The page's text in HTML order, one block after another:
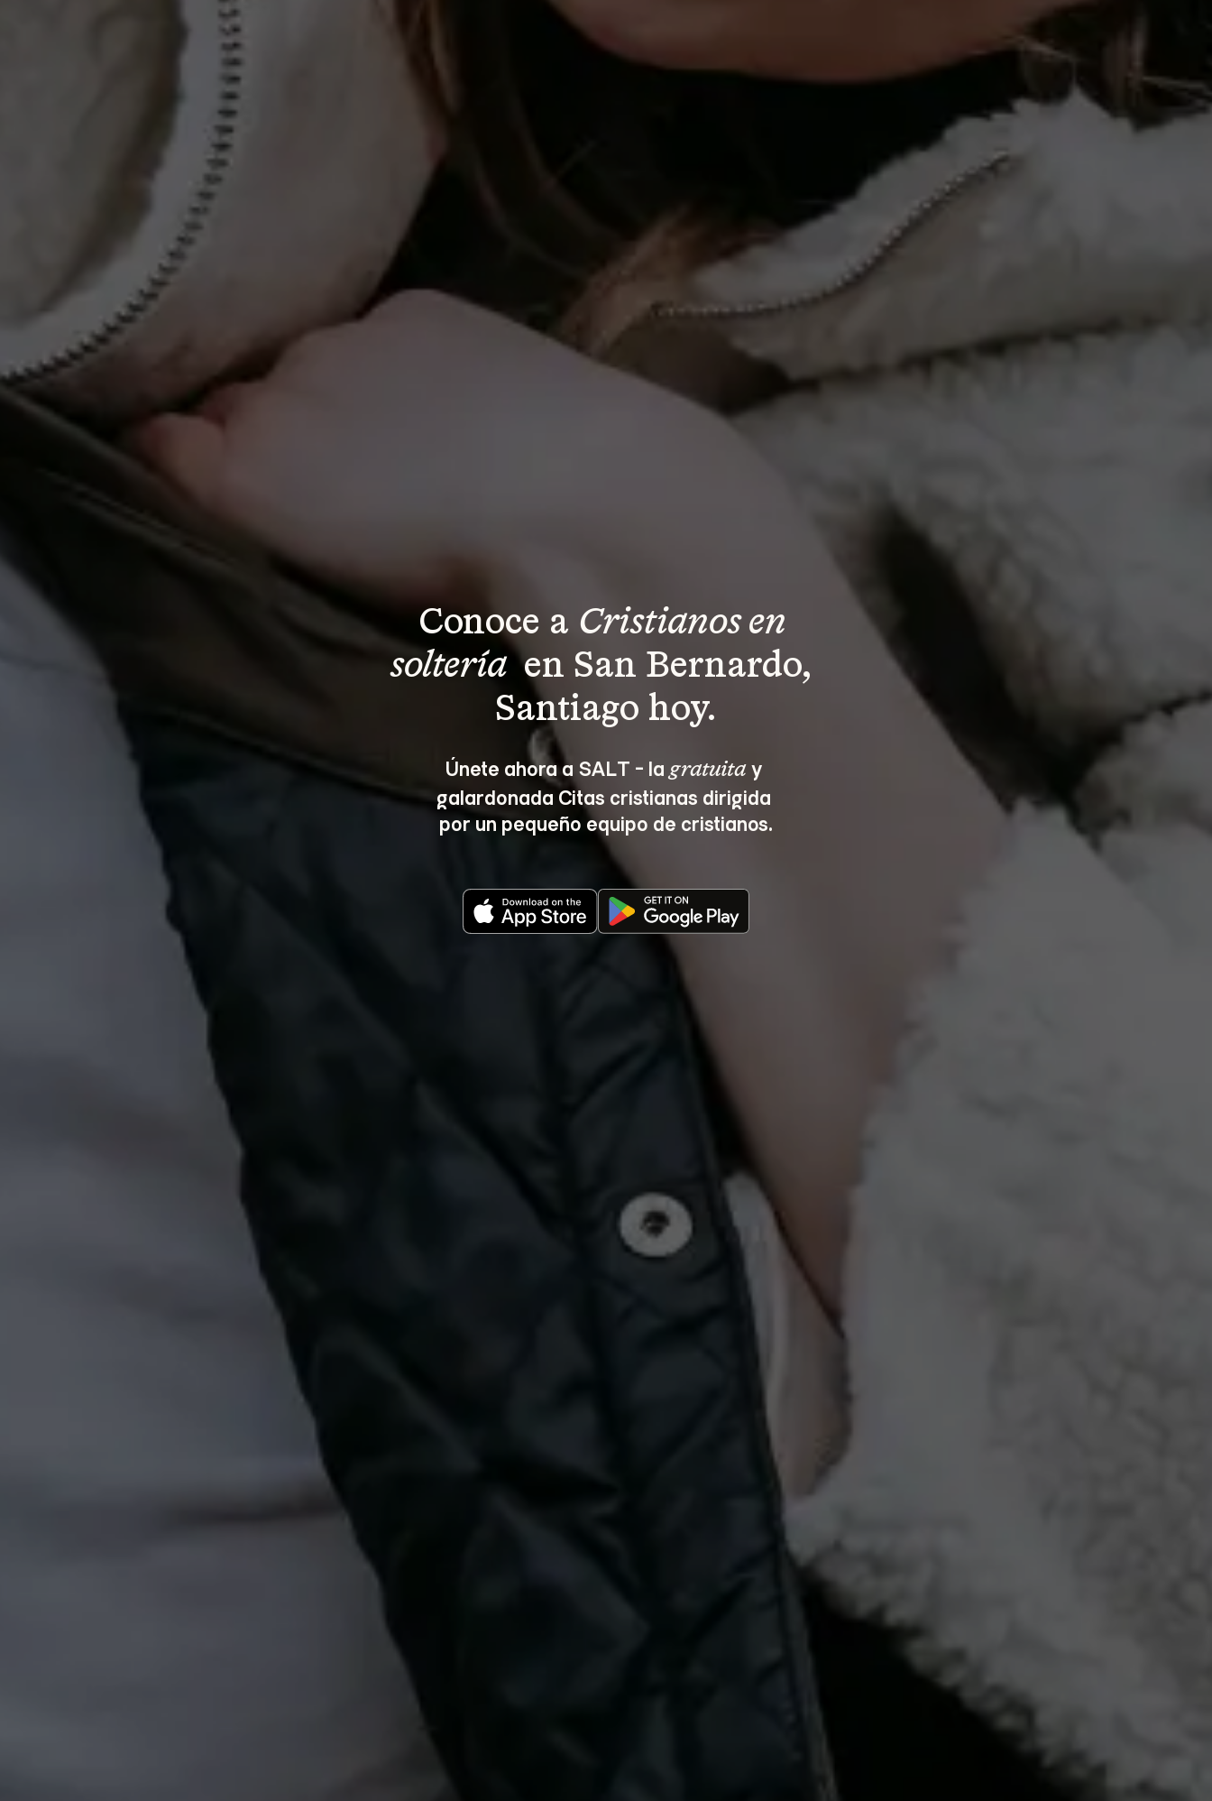
Conoce a Cristianos en
soltería en San Bernardo,
Santiago hoy.
Únete ahora a SALT - la gratuita y
galardonada Citas cristianas dirigida
por un pequeño equipo de cristianos.